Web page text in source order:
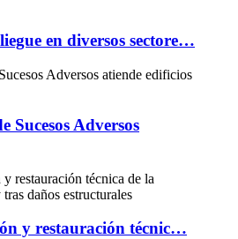
en diversos sectore…
Sucesos Adversos
y restauración técnic…